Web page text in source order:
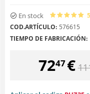
En stock 5
COD.ARTÍCULO: 576615
TIEMPO DE FABRICACIÓN:
7247€